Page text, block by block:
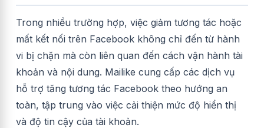
Trong nhiều trường hợp, việc giảm tương tác hoặc
mất kết nối trên Facebook không chỉ đến từ hành
vi bị chặn mà còn liên quan đến cách vận hành tài
khoản và nội dung. Mailike cung cấp các dịch vụ
hỗ trợ tăng tương tác Facebook theo hướng an
toàn, tập trung vào việc cải thiện mức độ hiển thị
và độ tin cậy của tài khoản.